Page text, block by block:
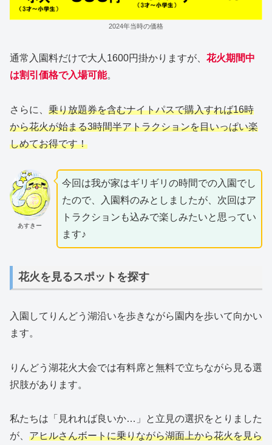
2024年当時の価格
通常入園料だけで大人1600円掛かりますが、 花火期間中
は割引価格で入場可能。
さらに、 乗り放題券を含むナイトパスで購入すれば16時
から花火が始まる3時間半アトラクションを目いっぱい楽
しめてお得です！
あすきー
今回は我が家はギリギリの時間での入園でし
たので、入園料のみとしましたが、次回はア
トラクションも込みで楽しみたいと思ってい
ます♪
花火を見るスポットを探す
入園してりんどう湖沿いを歩きながら園内を歩いて向かい
ます。
りんどう湖花火大会では有料席と無料で立ちながら見る選
択肢があります。
私たちは「見れれば良いか…」と立見の選択をとりました
が、 アヒルさんボートに乗りながら湖面上から花火を見ら